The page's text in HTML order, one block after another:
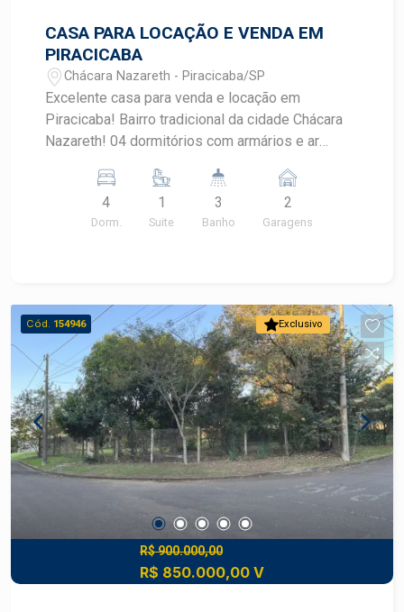
CASA PARA LOCAÇÃO E VENDA EM
PIRACICABA
Chácara Nazareth - Piracicaba/SP
Excelente casa para venda e locação em
Piracicaba! Bairro tradicional da cidade Chácara
Nazareth! 04 dormitórios com armários e ar
de jantar com sala de tv Banheiro social
Lavanderia Área de churrasqueira com banheiro,
piscina desativada Agende uma visita com um
4
Dorm.
1
Suite
3
Banho
2
Garagens
Exclusivo
Cód. 154946
R$ 900.000,00
R$ 850.000,00 V